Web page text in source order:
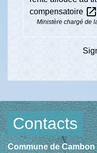
compensatoire open_in_new
Ministère chargé de
Contacts
Commune de